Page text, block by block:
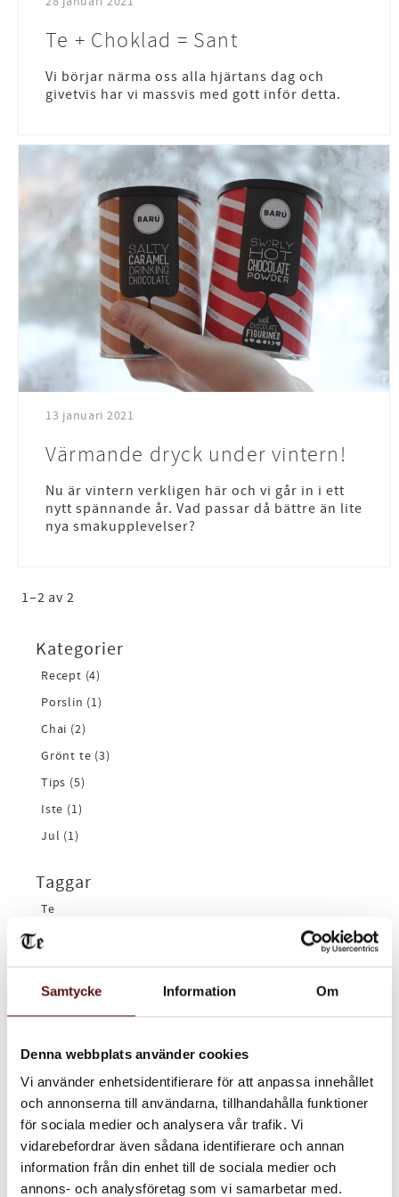
Samtycke Information Om
Denna webbplats använder cookies
Vi använder enhetsidentifierare för att anpassa innehållet
och annonserna till användarna, tillhandahålla funktioner
för sociala medier och analysera vår trafik. Vi
vidarebefordrar även sådana identifierare och annan
information från din enhet till de sociala medier och
annons- och analysföretag som vi samarbetar med.
Te + Choklad = Sant
Vi börjar närma oss alla hjärtans dag och
givetvis har vi massvis med gott inför detta.
13 januari 2021
Värmande dryck under vintern!
Nu är vintern verkligen här och vi går in i ett
nytt spännande år. Vad passar då bättre än lite
nya smakupplevelser?
1–2 av 2
Kategorier
Recept (4)
Porslin (1)
Chai (2)
Grönt te (3)
Tips (5)
Iste (1)
Jul (1)
Taggar
Te
ISTE
Recept
Porslin
Tips
Arkiv
2026
februari (1)
januari (1)